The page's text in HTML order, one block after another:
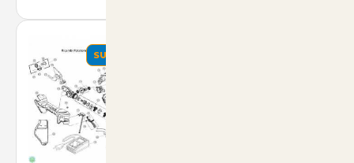
SUMMER